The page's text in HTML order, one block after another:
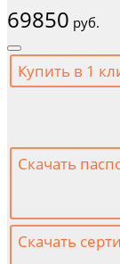
69850 руб.
Купить в 1
Скачать
Скачать